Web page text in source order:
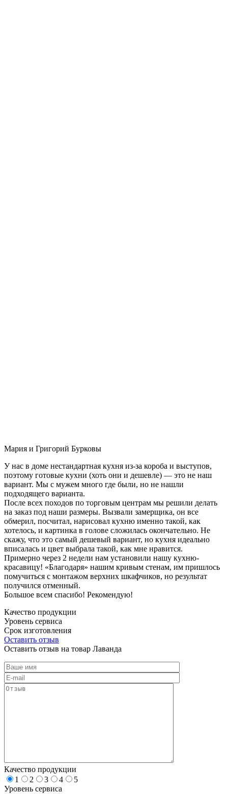
Мария и Григорий Бурковы
У нас в доме нестандартная кухня из-за короба и выступов,
поэтому готовые кухни (хоть они и дешевле) — это не наш
вариант. Мы с мужем много где были, но не нашли
подходящего варианта.
После всех походов по торговым центрам мы решили делать
на заказ под наши размеры. Вызвали замерщика, он все
обмерил, посчитал, нарисовал кухню именно такой, как
хотелось, и картинка в голове сложилась окончательно. Не
скажу, что это самый дешевый вариант, но кухня идеально
вписалась и цвет выбрала такой, как мне нравится.
Примерно через 2 недели нам установили нашу кухню-
красавицу! «Благодаря» нашим кривым стенам, им пришлось
помучиться с монтажом верхних шкафчиков, но результат
получился отменный.
Большое всем спасибо! Рекомендую!
Качество продукции
Уровень сервиса
Срок изготовления
Оставить отзыв
Оставить отзыв на товар Лаванда
Качество продукции
1
2 3 4
5
Уровень сервиса